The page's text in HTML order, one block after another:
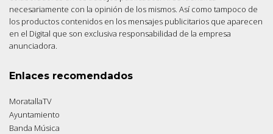
necesariamente con la opinión de los mismos. Así como tampoco de
los productos contenidos en los mensajes publicitarios que aparecen
en el Digital que son exclusiva responsabilidad de la empresa
anunciadora.
Enlaces recomendados
MoratallaTV
Ayuntamiento
Banda Música